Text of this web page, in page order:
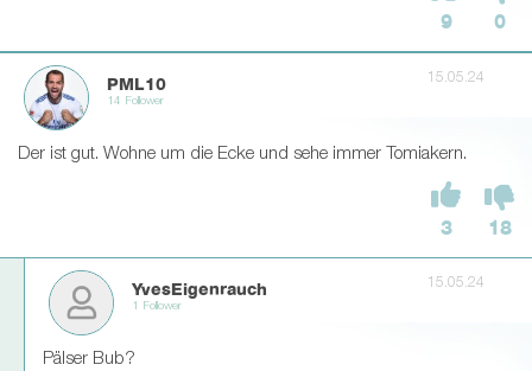
9 0
PML10
14 Follower
15.05.24
Der ist gut. Wohne um die Ecke und sehe immer Tomiakern.
3 18
YvesEigenrauch
1 Follower
15.05.24
Pälser Bub?